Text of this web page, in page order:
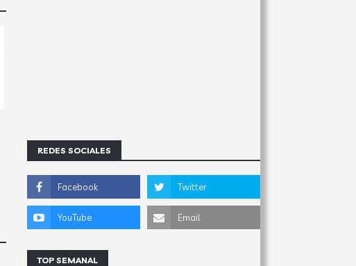
REDES SOCIALES
TOP SEMANAL